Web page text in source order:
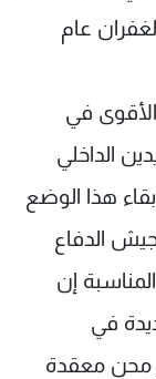
عام
الأقوى في
الداخلي
هذا الوضع
الدفاع
إن
في
محن معقدة